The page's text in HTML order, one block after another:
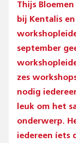
Thijs
bij Kentalis
september
zes
nodig
leuk om het
onderwerp.
iedereen íets